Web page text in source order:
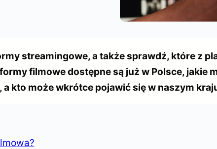
streamingowe, a także sprawdź, które z
filmowe dostępne są już w Polsce, jakie
kto może wkrótce pojawić się w naszym